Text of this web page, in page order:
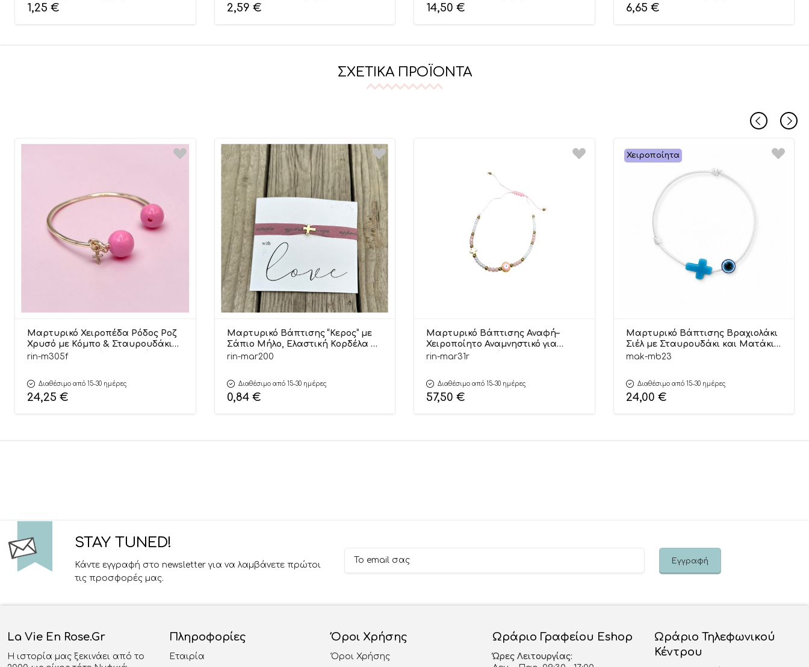
1,25 € 2,59 € 14,50 € 6,65 €
ΣΧΕΤΙΚΆ ΠΡΟΪΌΝΤΑ
Μαρτυρικό Χειροπέδα Ρόδος Ροζ
Χρυσό με Κόμπο & Σταυρουδάκι
Γυναικείο Βραχιόλι (25 τεμάχια) |
rin-m305f
Διαθέσιμο από 15-30 ημέρες
24,25 €
Μαρτυρικό Βάπτισης “Κερος” με
Σάπιο Μήλο, Ελαστική Κορδέλα &
Καρτελάκι | ΜΑΡ200 Riniotis
rin-mar200
Διαθέσιμο από 15-30 ημέρες
0,84 €
Μαρτυρικό Βάπτισης Αναφή–
Χειροποίητο Αναμνηστικό για
Νεογέννητο & Βάπτιση 50τμχ |
rin-mar31r
Διαθέσιμο από 15-30 ημέρες
57,50 €
Χειροποίητα
Μαρτυρικό Βάπτισης Βραχιολάκι
Σιέλ με Σταυρουδάκι και Ματάκι
(25τμχ) | ΜΒ23 Mak Baby
mak-mb23
Διαθέσιμο από 15-30 ημέρες
24,00 €
STAY TUNED!
Κάντε εγγραφή στο newsletter για να λαμβάνετε πρώτοι
τις προσφορές μας.
La Vie En Rose.gr
Η ιστορία μας ξεκινάει από το
Πληροφορίες
Εταιρία
Όροι Χρήσης
Όροι Χρήσης
Ωράριο Γραφείου Eshop
Ώρες Λειτουργίας:
Ωράριο Τηλεφωνικού
Κέντρου